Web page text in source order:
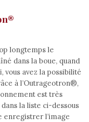
longtemps le
dans la boue, quand
vous avez la possibilité
à l’Outrageotron®,
est très
la liste ci-dessous
enregistrer l’image